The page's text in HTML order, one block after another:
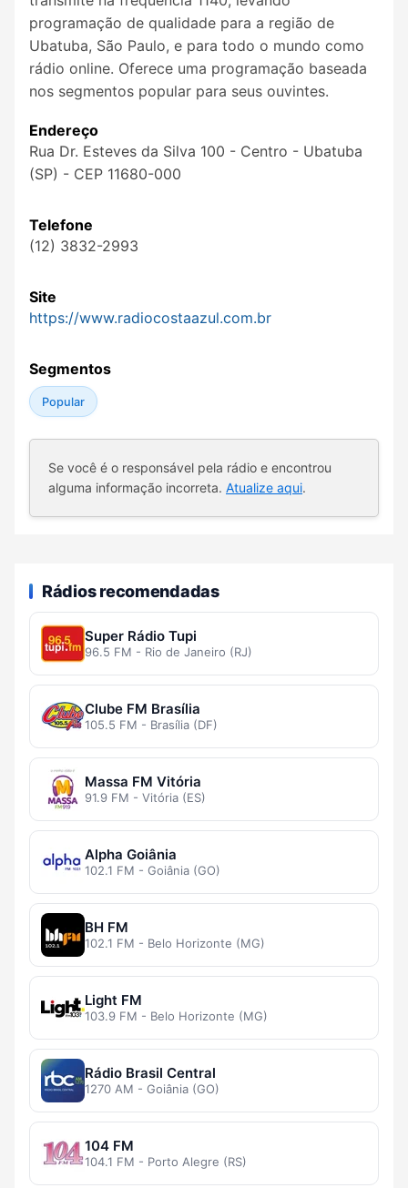
programação de qualidade para a região de
Ubatuba, São Paulo, e para todo o mundo como
rádio online. Oferece uma programação baseada
nos segmentos popular para seus ouvintes.
Endereço
Rua Dr. Esteves da Silva 100 - Centro - Ubatuba
(SP) - CEP 11680-000
Telefone
(12) 3832-2993
Site
https://www.radiocostaazul.com.br
Segmentos
Popular
Se você é o responsável pela rádio e encontrou
alguma informação incorreta. Atualize aqui.
Rádios recomendadas
Super Rádio Tupi
96.5 FM - Rio de Janeiro (RJ)
Clube FM Brasília
105.5 FM - Brasília (DF)
Massa FM Vitória
91.9 FM - Vitória (ES)
Alpha Goiânia
102.1 FM - Goiânia (GO)
BH FM
102.1 FM - Belo Horizonte (MG)
Light FM
103.9 FM - Belo Horizonte (MG)
Rádio Brasil Central
1270 AM - Goiânia (GO)
104 FM
104.1 FM - Porto Alegre (RS)